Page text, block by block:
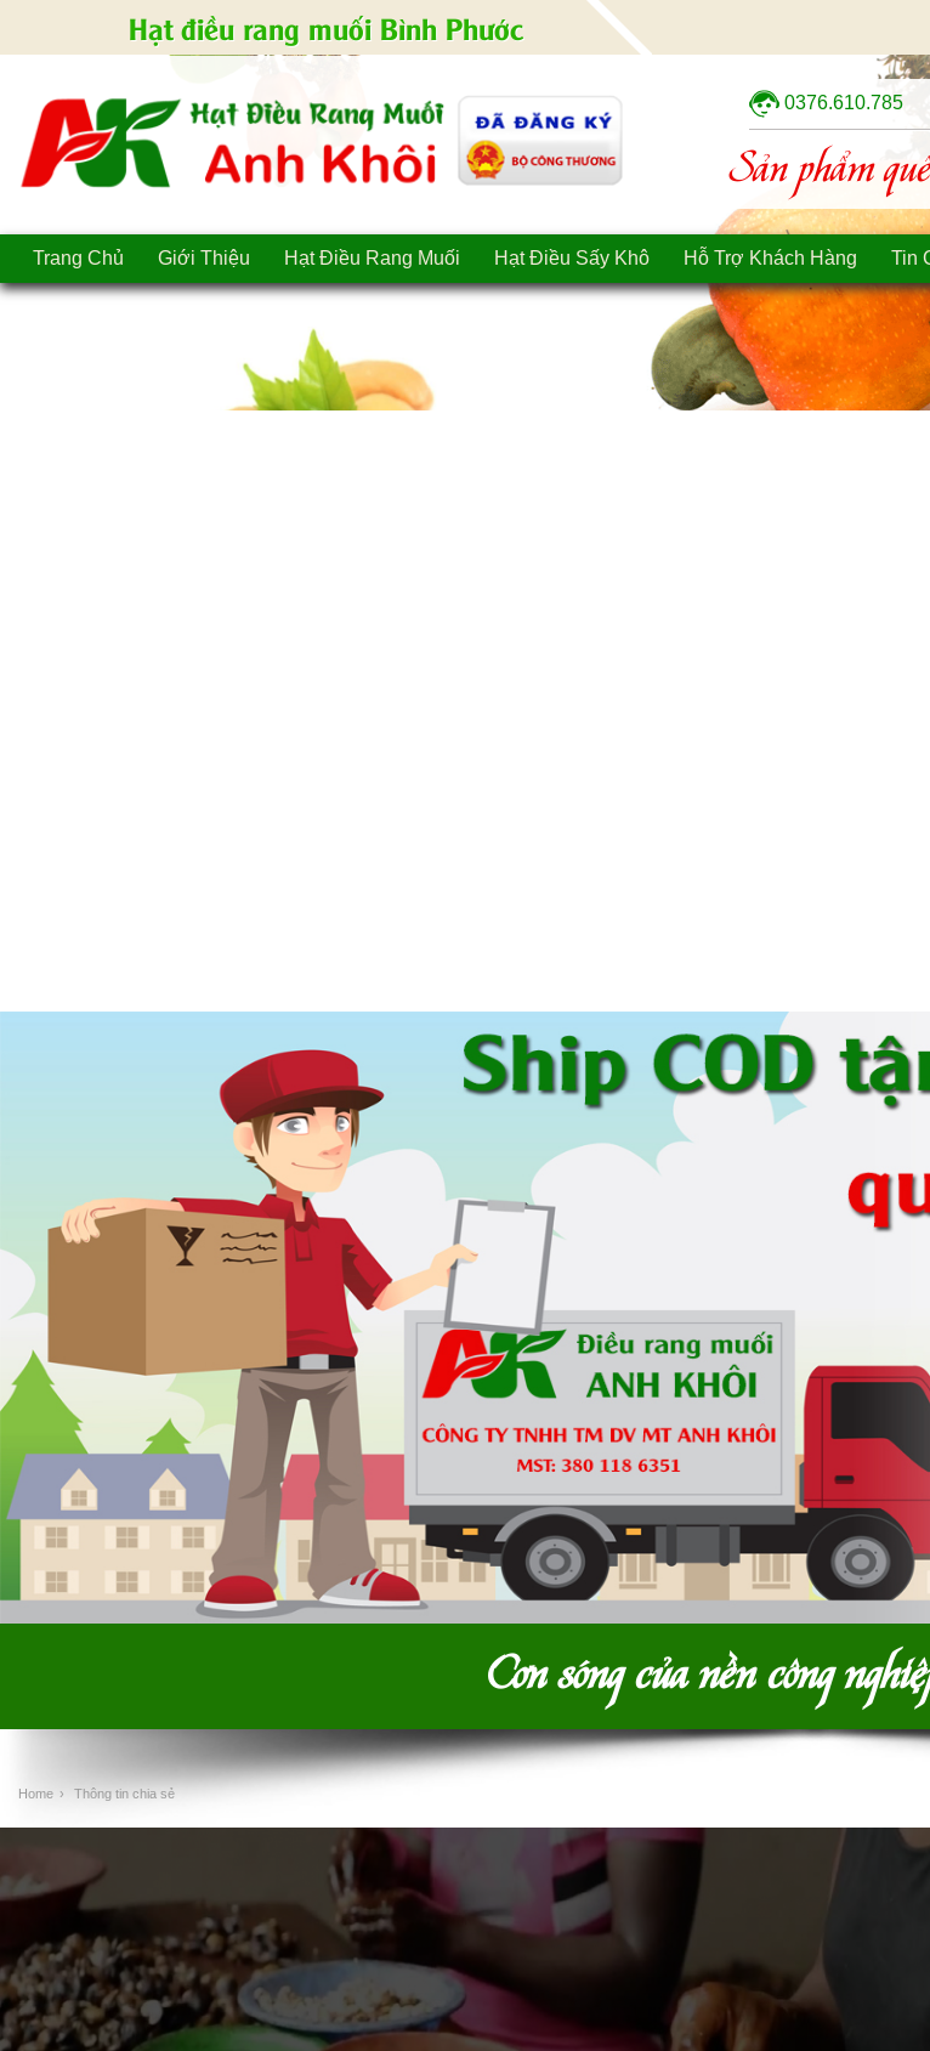
Hạt điều rang muối Bình Phước
0376.610.785
Sản phẩm
Trang Chủ Giới Thiệu Hạt Điều Rang Muối Hạt Điều Sấy Khô Hỗ Trợ Khách Hàng Tin
Cơn sóng của nền công
Home › Thông tin chia sẻ